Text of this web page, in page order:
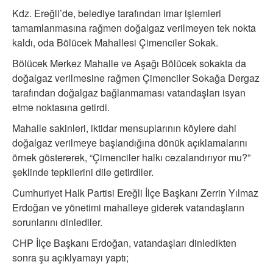
Kdz. Ereğli’de, belediye tarafından imar işlemleri
tamamlanmasına rağmen doğalgaz verilmeyen tek nokta
kaldı, oda Bölücek Mahallesi Çimenciler Sokak.
Bölücek Merkez Mahalle ve Aşağı Bölücek sokakta da
doğalgaz verilmesine rağmen Çimenciler Sokağa Dergaz
tarafından doğalgaz bağlanmaması vatandaşları isyan
etme noktasına getirdi.
Mahalle sakinleri, iktidar mensuplarının köylere dahi
doğalgaz verilmeye başlandığına dönük açıklamalarını
örnek göstererek, “Çimenciler halkı cezalandırıyor mu?”
şeklinde tepkilerini dile getirdiler.
Cumhuriyet Halk Partisi Ereğli İlçe Başkanı Zerrin Yılmaz
Erdoğan ve yönetimi mahalleye giderek vatandaşların
sorunlarını dinlediler.
CHP İlçe Başkanı Erdoğan, vatandaşları dinledikten
sonra şu açıklyamayı yaptı;